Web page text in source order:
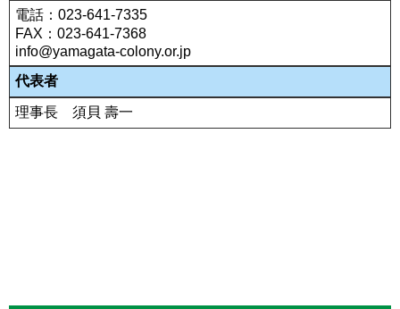
電話：023-641-7335
FAX：023-641-7368
info@yamagata-colony.or.jp
代表者
理事長 須貝 壽一